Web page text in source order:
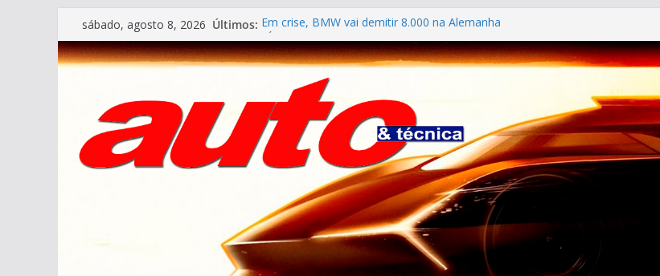
Pular
para
o
sábado, agosto 8, 2026 Últimos: Em crise, BMW vai demitir 8.000 na Alemanha
VÍDEO ESPECIAL: os antigos no “Poços Classic Car 2026”
AUTO&TÉCNICA FILES #139 – Chevrolet Calibra 1993
Cristiano Ronaldo mostra sua garagem
Ferrari Luce 2026: esgotada em dois meses